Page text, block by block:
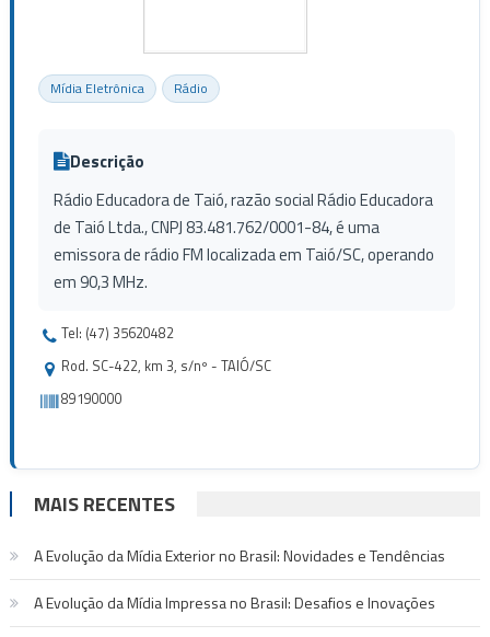
Mídia Eletrônica Rádio
Descrição
Rádio Educadora de Taió, razão social Rádio Educadora
de Taió Ltda., CNPJ 83.481.762/0001-84, é uma
emissora de rádio FM localizada em Taió/SC, operando
em 90,3 MHz.
Tel: (47) 35620482
Rod. SC-422, km 3, s/nº - TAIÓ/SC
89190000
MAIS RECENTES
A Evolução da Mídia Exterior no Brasil: Novidades e Tendências
A Evolução da Mídia Impressa no Brasil: Desafios e Inovações